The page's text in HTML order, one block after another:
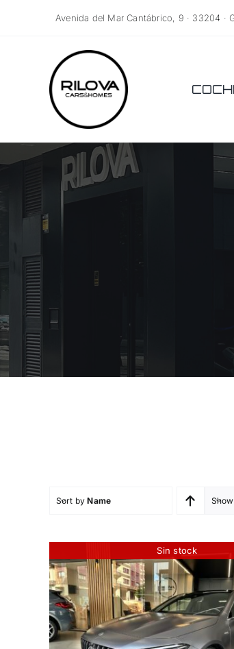
Avenida del Mar Cantábrico, 9 · 33204 ·
Sort byName Show
Sin stock
MERCEDES
AMG 4MATIC